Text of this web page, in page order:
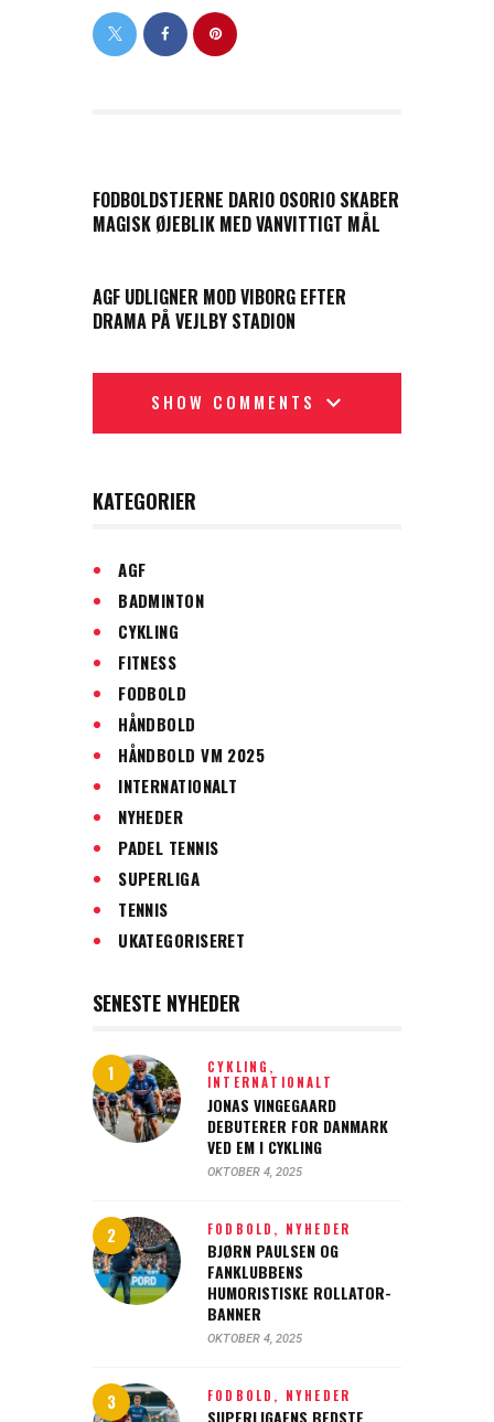
FODBOLDSTJERNE DARIO OSORIO SKABER
MAGISK ØJEBLIK MED VANVITTIGT MÅL
AGF UDLIGNER MOD VIBORG EFTER
DRAMA PÅ VEJLBY STADION
SHOW COMMENTS
KATEGORIER
AGF
BADMINTON
CYKLING
FITNESS
FODBOLD
HÅNDBOLD
HÅNDBOLD VM 2025
INTERNATIONALT
NYHEDER
PADEL TENNIS
SUPERLIGA
TENNIS
UKATEGORISERET
SENESTE NYHEDER
CYKLING,
INTERNATIONALT
JONAS VINGEGAARD
DEBUTERER FOR DANMARK
VED EM I CYKLING
OKTOBER 4, 2025
FODBOLD, NYHEDER
BJØRN PAULSEN OG
FANKLUBBENS
HUMORISTISKE ROLLATOR-
BANNER
OKTOBER 4, 2025
FODBOLD, NYHEDER